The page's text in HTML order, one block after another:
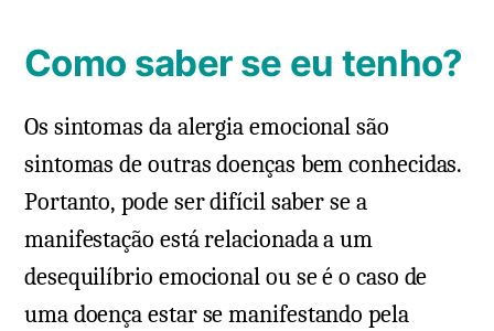
Como saber se eu tenho?
Os sintomas da alergia emocional são
sintomas de outras doenças bem conhecidas.
Portanto, pode ser difícil saber se a
manifestação está relacionada a um
desequilíbrio emocional ou se é o caso de
uma doença estar se manifestando pela